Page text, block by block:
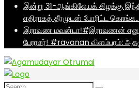
இன்று 31-ஆங்கிலேயக் கிழக்கு
எதிராகத் தீரமுடன் போரிட்ட கொங்க…
இராவண மவன்டா!#இராவணன்
பேரரசர்! #ravanan விளம்பரம்: